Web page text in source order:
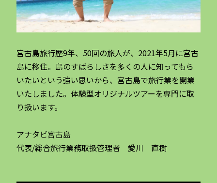
宮古島旅行歴9年、50回の旅人が、2021年5月に宮古
島に移住。島のすばらしさを多くの人に知ってもら
いたいという強い思いから、宮古島で旅行業を開業
いたしました。体験型オリジナルツアーを専門に取
り扱います。
アナタビ宮古島
代表/総合旅行業務取扱管理者 愛川 直樹